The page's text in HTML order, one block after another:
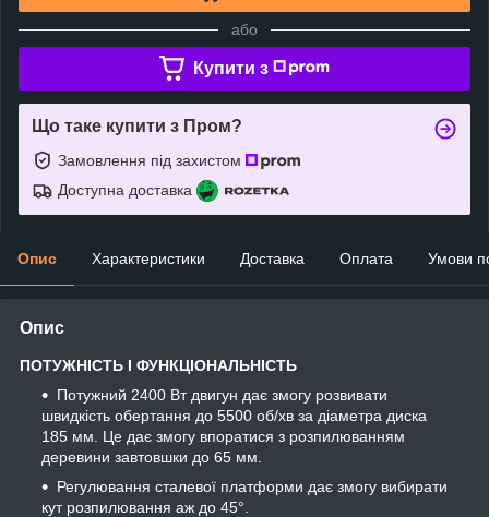
або
Купити з
Що таке купити з Пром?
Замовлення під захистом
Доступна доставка
Опис Характеристики Доставка Оплата Умови
Опис
ПОТУЖНІСТЬ І ФУНКЦІОНАЛЬНІСТЬ
Потужний 2400 Вт двигун дає змогу розвивати
швидкість обертання до 5500 об/хв за діаметра диска
185 мм. Це дає змогу впоратися з розпилюванням
деревини завтовшки до 65 мм.
Регулювання сталевої платформи дає змогу вибирати
кут розпилювання аж до 45°.